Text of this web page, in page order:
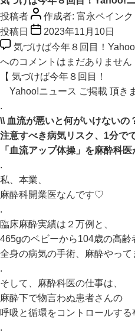
投稿者
作成者: 富永ペインク
投稿日
2023年11月10日
気づけば今年８回目！
へのコメントはまだありません
【 気づけば今年８回目！
Yahoo!ニュース ご掲載 頂き
.
\\ 血流が悪いと何がいけないの
注意すべき病気リスク、1分で
「血流アップ体操」を麻酔科医
.
私、本業、
麻酔科開業医なんです♡
.
臨床麻酔実績は２万例と、
465gのベビーから104歳の高齢
全身の病気の手術、麻酔やって
.
そして、麻酔科医の仕事は、
麻酔下で物言わぬ患者さんの
呼吸と循環をコントロールする
.